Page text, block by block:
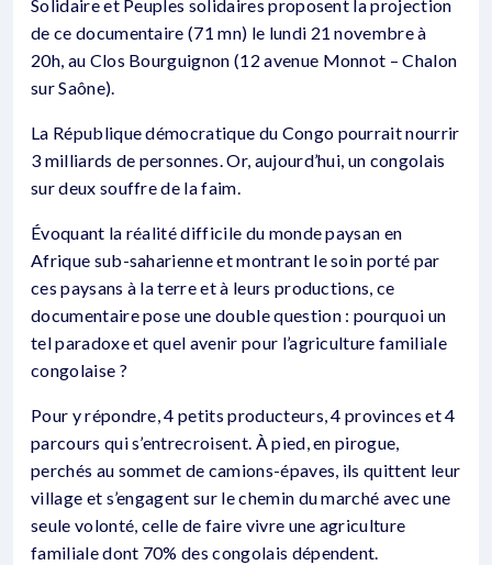
Solidaire et Peuples solidaires proposent la projection
de ce documentaire (71 mn) le lundi 21 novembre à
20h, au Clos Bourguignon (12 avenue Monnot – Chalon
sur Saône).
La République démocratique du Congo pourrait nourrir
3 milliards de personnes. Or, aujourd’hui, un congolais
sur deux souffre de la faim.
Évoquant la réalité difficile du monde paysan en
Afrique sub-saharienne et montrant le soin porté par
ces paysans à la terre et à leurs productions, ce
documentaire pose une double question : pourquoi un
tel paradoxe et quel avenir pour l’agriculture familiale
congolaise ?
Pour y répondre, 4 petits producteurs, 4 provinces et 4
parcours qui s’entrecroisent. À pied, en pirogue,
perchés au sommet de camions-épaves, ils quittent leur
village et s’engagent sur le chemin du marché avec une
seule volonté, celle de faire vivre une agriculture
familiale dont 70% des congolais dépendent.